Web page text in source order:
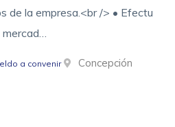
de la empresa.<br /> • Efectu
a convenir Concepción